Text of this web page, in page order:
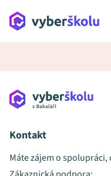
Kontakt
Máte zájem o